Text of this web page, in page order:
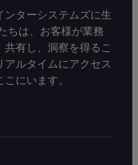
ターシステムズに生
ちは、お客様が業務
有し、洞察を得るこ
ルタイムにアクセス
にいます。